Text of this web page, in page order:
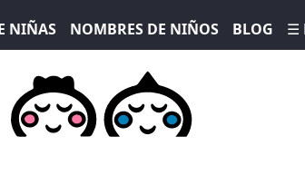
NIÑAS NOMBRES DE NIÑOS BLOG ☰